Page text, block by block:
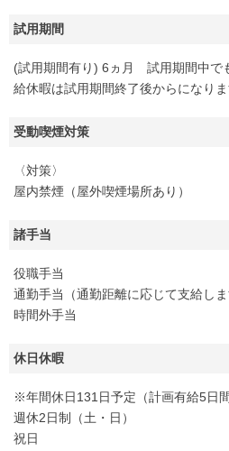
試用期間
(試用期間有り) 6ヵ月 試用期間中で
給休暇は試用期間終了後からになりま
受動喫煙対策
〈対策〉
屋内禁煙（屋外喫煙場所あり）
諸手当
役職手当
通勤手当（通勤距離に応じて支給しま
時間外手当
休日休暇
※年間休日131日予定（計画有給5日間
週休2日制（土・日）
祝日